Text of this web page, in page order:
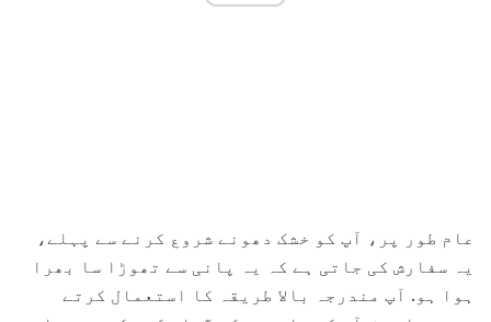
عام طور پر، آپ کو خشک دھونے شروع کرنے سے پہلے،
یہ سفارش کی جاتی ہے کہ یہ پانی سے تھوڑا سا بھرا
ہوا ہو. آپ مندرجہ بالا طریقہ کا استعمال کرتے